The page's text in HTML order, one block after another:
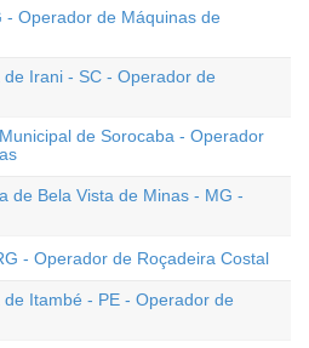
Operador de Máquinas de
Irani - SC - Operador de
de Sorocaba - Operador
de Bela Vista de Minas - MG -
- Operador de Roçadeira Costal
Itambé - PE - Operador de